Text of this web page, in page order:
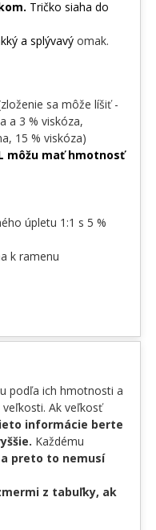
Tričko siaha do
a splývavý omak.
sa môže líšiť -
a 3 % viskóza,
15 % viskóza)
môžu mať hmotnosť
úpletu 1:1 s 5 %
k ramenu
podľa ich hmotnosti a
Ak veľkosť
informácie berte
Každému
a preto to nemusí
z tabuľky, ak